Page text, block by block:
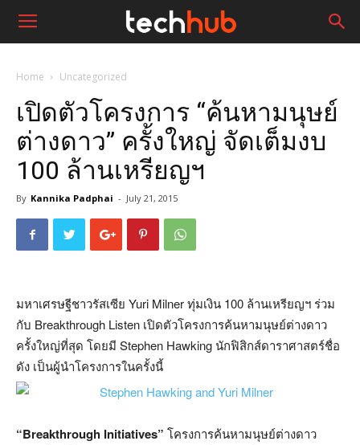
Home Uncategorized
เปิดตัวโครงการ “ค้นหามนุษย์
ต่างดาว” ครั้งใหญ่ จัดเต็มงบ
100 ล้านเหรียญฯ
By Kannika Padphai - July 21, 2015
มหาเศรษฐีชาวรัสเซีย Yuri Milner ทุ่มเงิน 100 ล้านเหรียญฯ ร่วม
กับ Breakthrough Listen เปิดตัวโครงการค้นหามนุษย์ต่างดาว
ครั้งใหญ่ที่สุด โดยมี Stephen Hawking นักฟิสิกส์ดาราศาสตร์ชื่อ
ดัง เป็นผู้นำโครงการในครั้งนี้
“Breakthrough Initiatives” โครงการค้นหามนุษย์ต่างดาว